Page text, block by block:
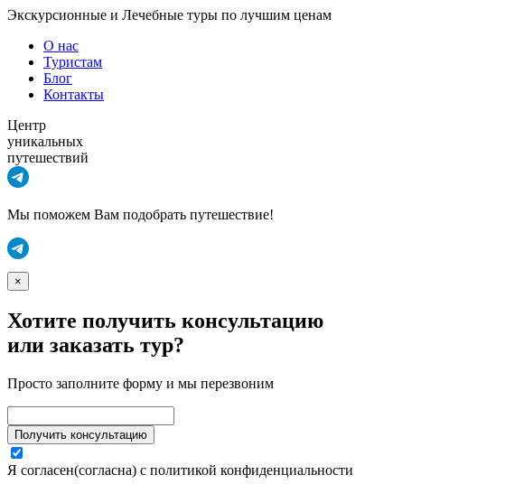
Экскурсионные и Лечебные туры по лучшим ценам
О нас
Туристам
Блог
Контакты
Центр
уникальных
путешествий
Мы поможем Вам подобрать путешествие!
×
Хотите получить консультацию
или заказать тур?
Просто заполните форму и мы перезвоним
Я согласен(согласна) с политикой конфиденциальности